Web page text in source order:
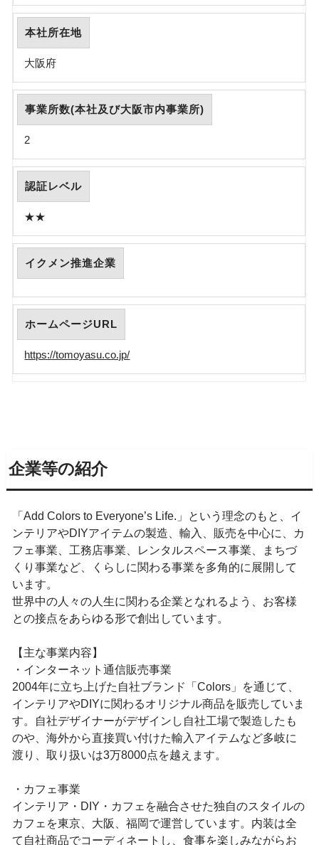
本社所在地
大阪府
事業所数(本社及び大阪市内事業所)
2
認証レベル
★★
イクメン推進企業
ホームページURL
https://tomoyasu.co.jp/
企業等の紹介
「Add Colors to Everyone’s Life.」という理念のもと、イ
ンテリアやDIYアイテムの製造、輸入、販売を中心に、カ
フェ事業、工務店事業、レンタルスペース事業、まちづ
くり事業など、くらしに関わる事業を多角的に展開して
います。
世界中の人々の人生に関わる企業となれるよう、お客様
との接点をあらゆる形で創出しています。
【主な事業内容】
・インターネット通信販売事業
2004年に立ち上げた自社ブランド「Colors」を通じて、
インテリアやDIYに関わるオリジナル商品を販売していま
す。自社デザイナーがデザインし自社工場で製造したも
のや、海外から直接買い付けた輸入アイテムなど多岐に
渡り、取り扱いは3万8000点を越えます。
・カフェ事業
インテリア・DIY・カフェを融合させた独自のスタイルの
カフェを東京、大阪、福岡で運営しています。内装は全
て自社商品でコーディネートし、食事を楽しみながらお